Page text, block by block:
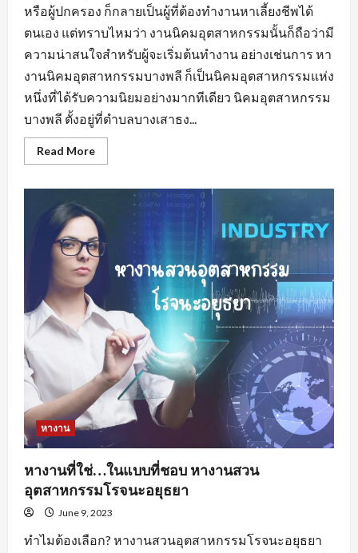
หรือผู้ปกครอง ก็กลายเป็นผู้ที่ต้องทำงานหาเลี้ยงชีพได้
ตนเอง แต่ทราบไหมว่า งานนิคมอุตสาหกรรมนั้นก็ถือว่ามี
ความน่าสนใจสำหรับผู้จะเริ่มต้นทำงาน อย่างเช่นการ หา
งานนิคมอุตสาหกรรมบางพลี ก็เป็นนิคมอุตสาหกรรมแห่ง
หนึ่งที่ได้รับความนิยมอย่างมากทีเดียว นิคมอุตสาหกรรม
บางพลี ตั้งอยู่ที่ตำบลบางเสาธง...
Read MoreRead
more
อุตสาหกรรม
บางพลี
มี
อะไร
น่า
สนใจ
หางาน
หางานที่ใช่…ในแบบที่ชอบ หางานสวน
อุตสาหกรรมโรจนะอยุธยา
June 9, 2023
ทำไมต้องเลือก? หางานสวนอุตสาหกรรมโรจนะอยุธยา